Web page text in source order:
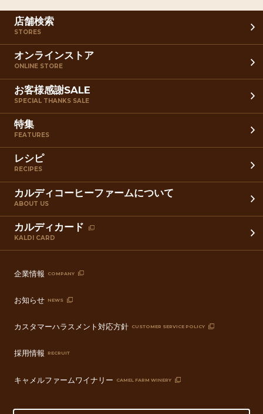
店舗検索
STORES
オンラインストア
ONLINE STORE
お客様感謝SALE
SPECIAL THANKS SALE
特集
FEATURES
レシピ
RECIPES
カルディコーヒーファームについて
ABOUT US
カルディカード
KALDI CARD
企業情報 COMPANY
お知らせ NEWS
カスタマーハラスメント対応方針 CUSTOMER SERVICE POLICY
採用情報 RECRUIT
キャメルファームワイナリー CAMEL FARM WINERY